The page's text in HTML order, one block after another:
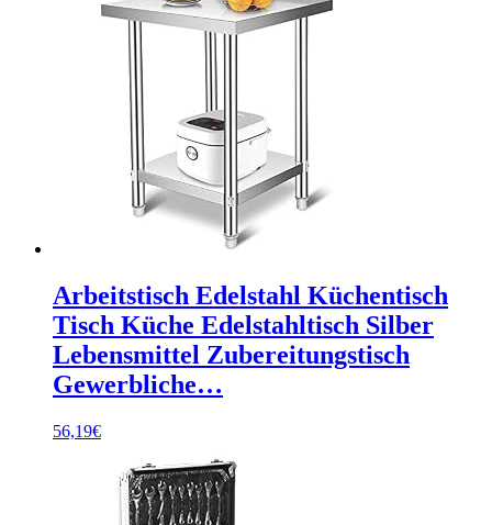
Arbeitstisch Edelstahl Küchentisch
Tisch Küche Edelstahltisch Silber
Lebensmittel Zubereitungstisch
Gewerbliche…
56,19€